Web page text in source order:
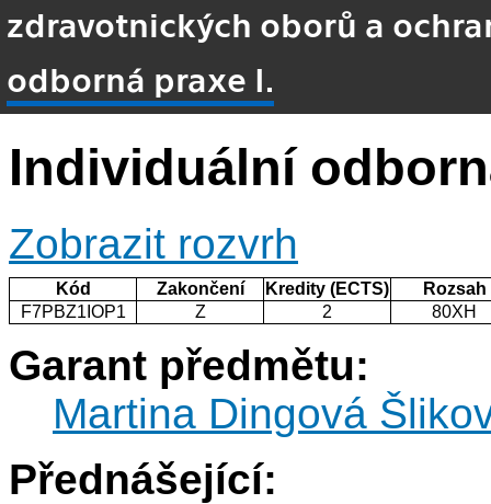
zdravotnických oborů a
odborná praxe I.
Individuální
Zobrazit rozvrh
Kód Zakončení Kredity (ECTS)
Rozsah
F7PBZ1IOP1
Z 2 80XH
Garant předmětu:
Martina Dingová
Přednášející: